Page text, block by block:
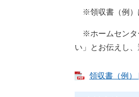
※領収書（例）
※ホームセンタ
い」とお伝えし
領収書（例）